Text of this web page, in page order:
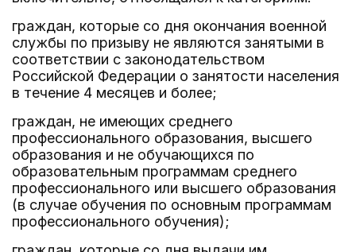
граждан, которые со дня окончания военной
службы по призыву не являются занятыми в
соответствии с законодательством
Российской Федерации о занятости населения
в течение 4 месяцев и более;
граждан, не имеющих среднего
профессионального образования, высшего
образования и не обучающихся по
образовательным программам среднего
профессионального или высшего образования
(в случае обучения по основным программам
профессионального обучения);